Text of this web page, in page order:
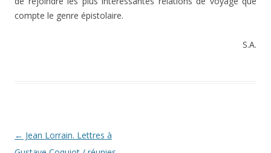
compte le genre épistolaire.
S.A.
Navigation des articles
← Jean Lorrain. Lettres à